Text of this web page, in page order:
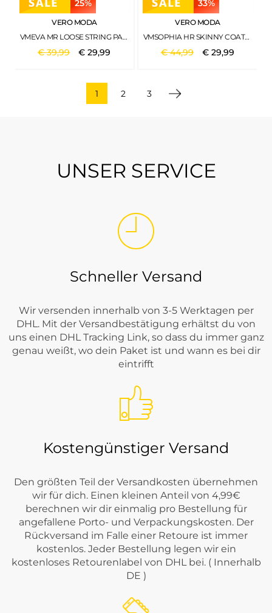
25%
VERO MODA
VMEVA MR LOOSE STRING PANT GA NOOS BIRCH
€39,99 €29,99
33%
VERO MODA
VMSOPHIA HR SKINNY COATED PANTS BLACK-COATED
€44,99 €29,99
1 2 3
UNSER SERVICE
Schneller Versand
Wir versenden innerhalb von 3-5 Werktagen per
DHL. Mit der Versandbestätigung erhältst du von
uns einen DHL Tracking Link, so dass du immer ganz
genau weißt, wo dein Paket ist und wann es bei dir
eintrifft
Kostengünstiger Versand
Den größten Teil der Versandkosten übernehmen
wir für dich. Einen kleinen Anteil von 4,99€
berechnen wir dir einmalig pro Bestellung für
angefallene Porto- und Verpackungskosten. Der
Rückversand im Falle einer Retoure ist immer
kostenlos. Jeder Bestellung legen wir ein
kostenloses Retourenlabel von DHL bei. ( Innerhalb
DE )